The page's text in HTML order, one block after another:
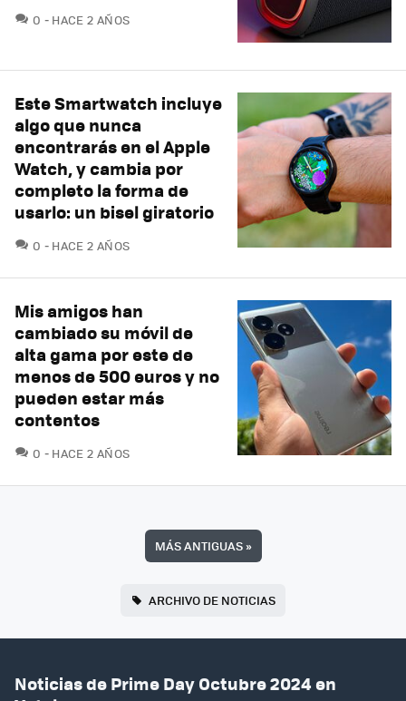
0 COMENTARIOS
HACE 2 AÑOS
Este Smartwatch incluye
algo que nunca
encontrarás en el Apple
Watch, y cambia por
completo la forma de
usarlo: un bisel giratorio
0 COMENTARIOS
HACE 2 AÑOS
Mis amigos han
cambiado su móvil de
alta gama por este de
menos de 500 euros y no
pueden estar más
contentos
0 COMENTARIOS
HACE 2 AÑOS
MÁS ANTIGUAS»
ARCHIVO DE NOTICIAS
Noticias de Prime Day Octubre 2024 en